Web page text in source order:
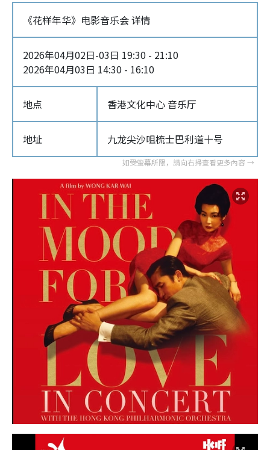
《花样年华》电影音乐会 详情
2026年04月02日-03日 19:30 - 21:10
2026年04月03日 14:30 - 16:10
地点 香港文化中心 音乐厅
地址 九龙尖沙咀梳士巴利道十号